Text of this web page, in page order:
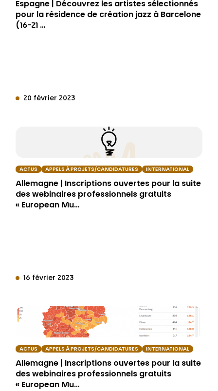
Espagne | Découvrez les artistes sélectionnés
pour la résidence de création jazz à Barcelone
(16-21 …
20 février 2023
ACTUS APPELS À PROJETS/CANDIDATURES INTERNATIONAL
Allemagne | Inscriptions ouvertes pour la suite
des webinaires professionnels gratuits
« European Mu…
16 février 2023
ACTUS APPELS À PROJETS/CANDIDATURES INTERNATIONAL
Allemagne | Inscriptions ouvertes pour la suite
des webinaires professionnels gratuits
« European Mu…